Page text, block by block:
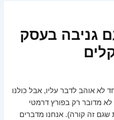
גניבה בעסק
לא אוהב לדבר עליו, אבל כולנו
מדובר רק בפורץ דרמטי
שגם זה קורה). אנחנו מדברים